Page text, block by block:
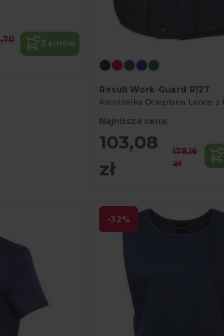
Zamów
Result Work-Guard R127
Najniższa cena:
103,08
zł
178,16
zł
-32%